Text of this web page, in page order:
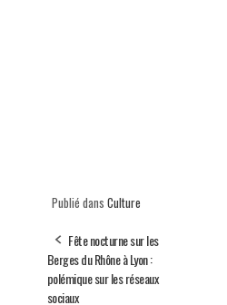
Publié dans Culture
Fête nocturne sur les
Berges du Rhône à Lyon :
polémique sur les réseaux
sociaux